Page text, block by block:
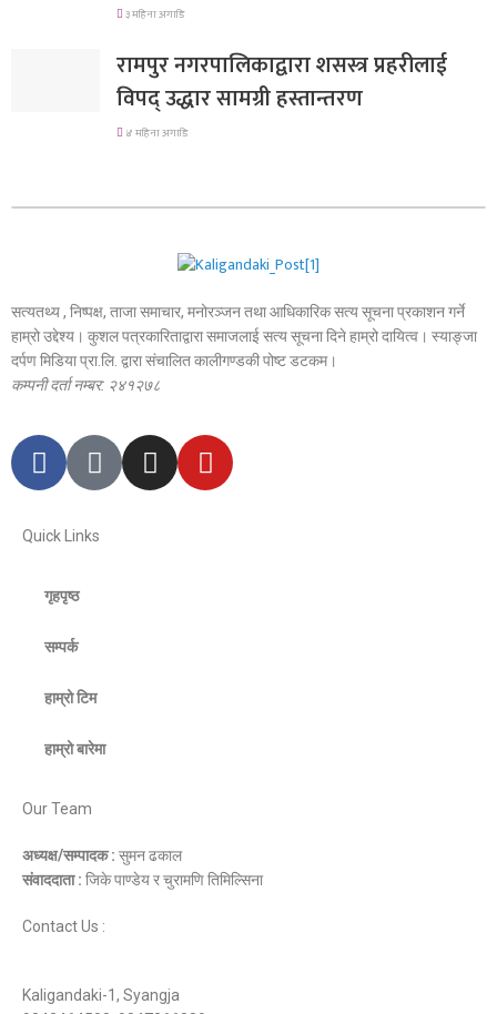
३ महिना अगाडि
रामपुर नगरपालिकाद्वारा शसस्त्र प्रहरीलाई
विपद् उद्धार सामग्री हस्तान्तरण
४ महिना अगाडि
सत्यतथ्य , निष्पक्ष, ताजा समाचार, मनोरञ्जन तथा आधिकारिक सत्य सूचना प्रकाशन गर्ने
हाम्रो उद्देश्य। कुशल पत्रकारिताद्वारा समाजलाई सत्य सूचना दिने हाम्रो दायित्व। स्याङ्जा
दर्पण मिडिया प्रा.लि. द्वारा संचालित कालीगण्डकी पोष्ट डटकम।
कम्पनी दर्ता नम्बर: २४१२७८
Quick Links
गृहपृष्ठ
सम्पर्क
हाम्रो टिम
हाम्रो बारेमा
Our Team
अध्यक्ष/सम्पादक : सुमन ढकाल
संवाददाता : जिके पाण्डेय र चुरामणि तिमिल्सिना
Contact Us :
Kaligandaki-1, Syangja